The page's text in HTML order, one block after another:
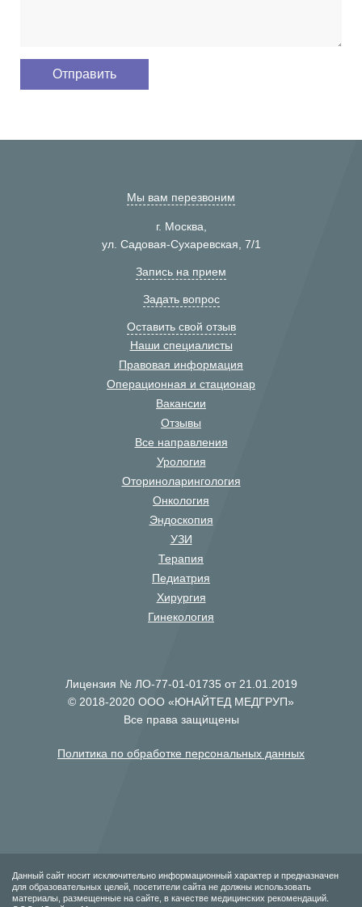
Мы вам перезвоним
г. Москва,
ул. Садовая-Сухаревская, 7/1
Запись на прием
Задать вопрос
Оставить свой отзыв
Наши специалисты
Правовая информация
Операционная и стационар
Вакансии
Отзывы
Все направления
Урология
Оториноларингология
Онкология
Эндоскопия
УЗИ
Терапия
Педиатрия
Хирургия
Гинекология
Лицензия № ЛО-77-01-01735 от 21.01.2019
© 2018-2020 ООО «ЮНАЙТЕД МЕДГРУП»
Все права защищены
Политика по обработке персональных данных
Данный сайт носит исключительно информационный характер и предназначен
для образовательных целей, посетители сайта не должны использовать
материалы, размещенные на сайте, в качестве медицинских рекомендаций.